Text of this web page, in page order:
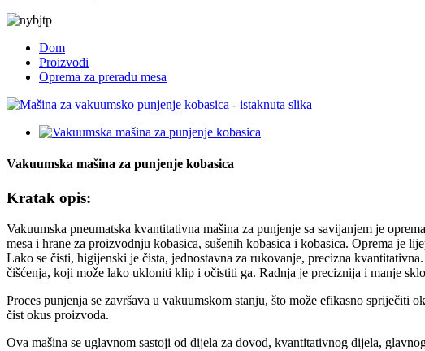
Dom
Proizvodi
Oprema za preradu mesa
Vakuumska mašina za punjenje kobasica
Kratak opis:
Vakuumska pneumatska kvantitativna mašina za punjenje sa savijanjem je
mesa i hrane za proizvodnju kobasica, sušenih kobasica i kobasica. Oprema je
Lako se čisti, higijenski je čista, jednostavna za rukovanje, precizna
čišćenja, koji može lako ukloniti klip i očistiti ga. Radnja je preciznija i manje
Proces punjenja se završava u vakuumskom stanju, što može efikasno
čist okus proizvoda.
Ova mašina se uglavnom sastoji od dijela za dovod, kvantitativnog dijela,